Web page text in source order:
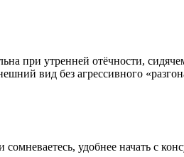
при утренней отёчности,
вид без агрессивного
удобнее начать с